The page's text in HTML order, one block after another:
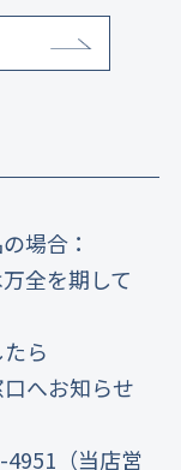
場合：
全を期して
ら
へお知らせ
（当店営